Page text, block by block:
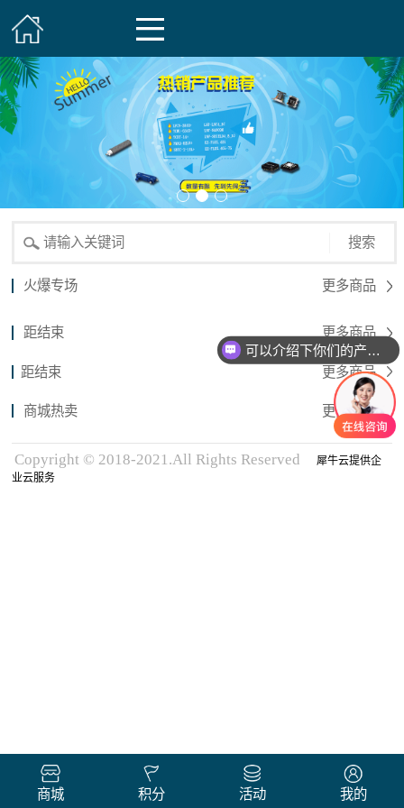
搜索
火爆专场 更多商品
距结束 更多商品
距结束 更多商品
商城热卖 更多商品
Copyright © 2018-2021.All Rights Reserved
犀牛云提供企
业云服务
商城 积分 活动 我的